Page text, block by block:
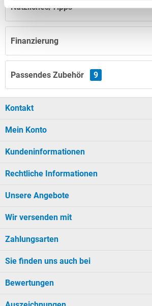
Finanzierung
Nützliches/Tipps
Passendes Zubehör 9
Kontakt
Mein Konto
Kundeninformationen
Rechtliche Informationen
Unsere Angebote
Wir versenden mit
Zahlungsarten
Sie finden uns auch bei
Bewertungen